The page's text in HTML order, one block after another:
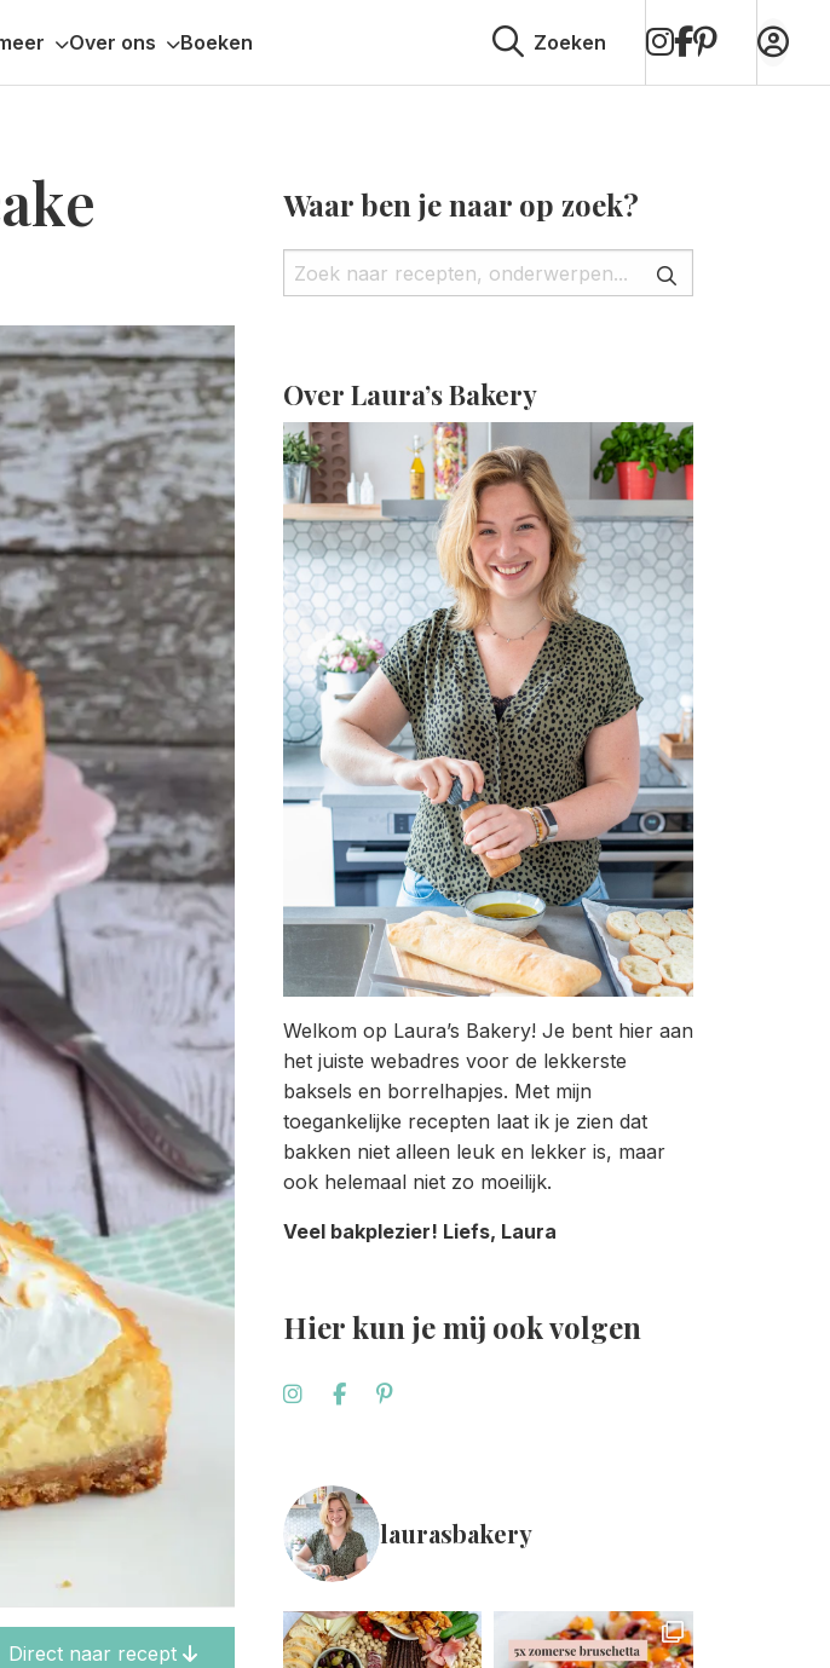
Over ons Boeken Zoeken
op
Instagram
op
Facebook
op
Pinterest
Direct naar recept
Waar ben je naar op zoek?
Over Laura’s Bakery
Welkom op Laura’s Bakery! Je bent hier aan
het juiste webadres voor de lekkerste
baksels en borrelhapjes. Met mijn
toegankelijke recepten laat ik je zien dat
bakken niet alleen leuk en lekker is, maar
ook helemaal niet zo moeilijk.
Veel bakplezier! Liefs, Laura
Hier kun je mij ook volgen
laurasbakery